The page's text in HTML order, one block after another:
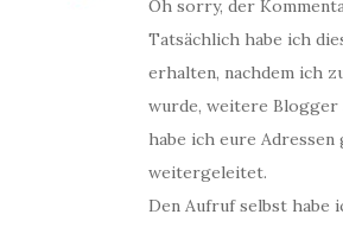
Oh sorry, der
Tatsächlich habe ich
erhalten, nachdem ich
wurde, weitere Blogger
habe ich eure
weitergeleitet.
Den Aufruf selbst habe